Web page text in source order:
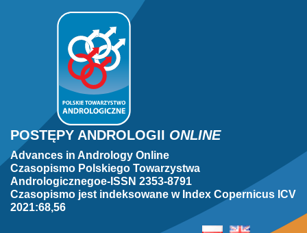
POSTĘPY ANDROLOGII ONLINE
Advances in Andrology Online
Czasopismo Polskiego Towarzystwa
Andrologicznegoe-ISSN 2353-8791
Czasopismo jest indeksowane w Index Copernicus ICV
2021:68,56